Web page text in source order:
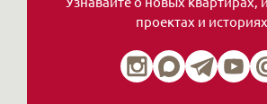
проектах и историях